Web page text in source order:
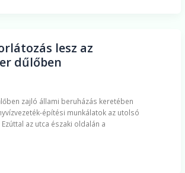
lesz az
dűlőben
zajló állami beruházás keretében
építési munkálatok az utolsó
az utca északi oldalán a